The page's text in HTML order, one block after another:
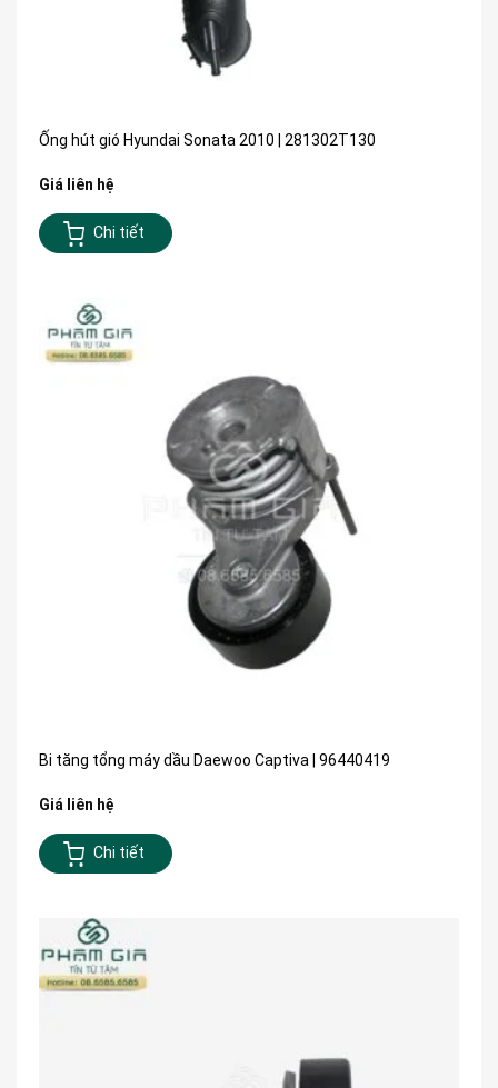
Ống hút gió Hyundai Sonata 2010 | 281302T130
Giá liên hệ
Chi tiết
Bi tăng tổng máy dầu Daewoo Captiva | 96440419
Giá liên hệ
Chi tiết